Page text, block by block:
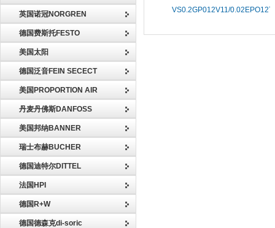
英国诺冠NORGREN
德国费斯托FESTO
美国太阳
德国泛音FEIN SECECT
美国PROPORTION AIR
丹麦丹佛斯DANFOSS
美国邦纳BANNER
瑞士布赫BUCHER
德国迪特尔DITTEL
法国HPI
德国R+W
德国德森克di-soric
VS0.2GP012V11/0.02EPO12T-